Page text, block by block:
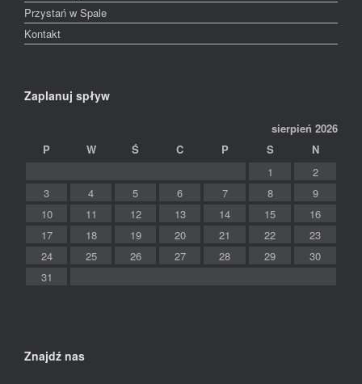
Przystań w Spale
Kontakt
Zaplanuj spływ
sierpień 2026
P
W Ś C P S
N
1
2
3
4 5 6 7 8
9
10
11 12 13 14 15
16
17
18 19 20 21 22
23
24
25 26 27 28 29
30
31
Znajdź nas